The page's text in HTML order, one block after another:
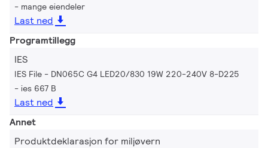
mange eiendeler
Last ned
Programtillegg
IES
IES File - DN065C G4 LED20/830 19W 220-240V 8-D225
ies 667 B
Last ned
Annet
Produktdeklarasjon for miljøvern